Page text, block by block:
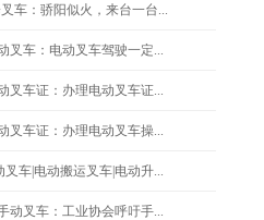
车：骄阳似火，来台一台...
叉车：电动叉车驾驶一定...
叉车证：办理电动叉车证...
叉车证：办理电动叉车操...
车|电动搬运叉车|电动升...
动叉车：工业协会呼吁手...